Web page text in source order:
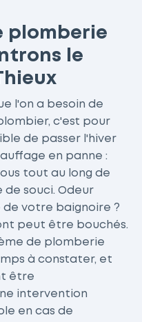
plomberie
le
l'on a besoin de
c'est pour
de passer l'hiver
en panne :
tout au long de
de souci. Odeur
votre baignoire ?
peut être bouchés.
de plomberie
à constater, et
être
intervention
en cas de